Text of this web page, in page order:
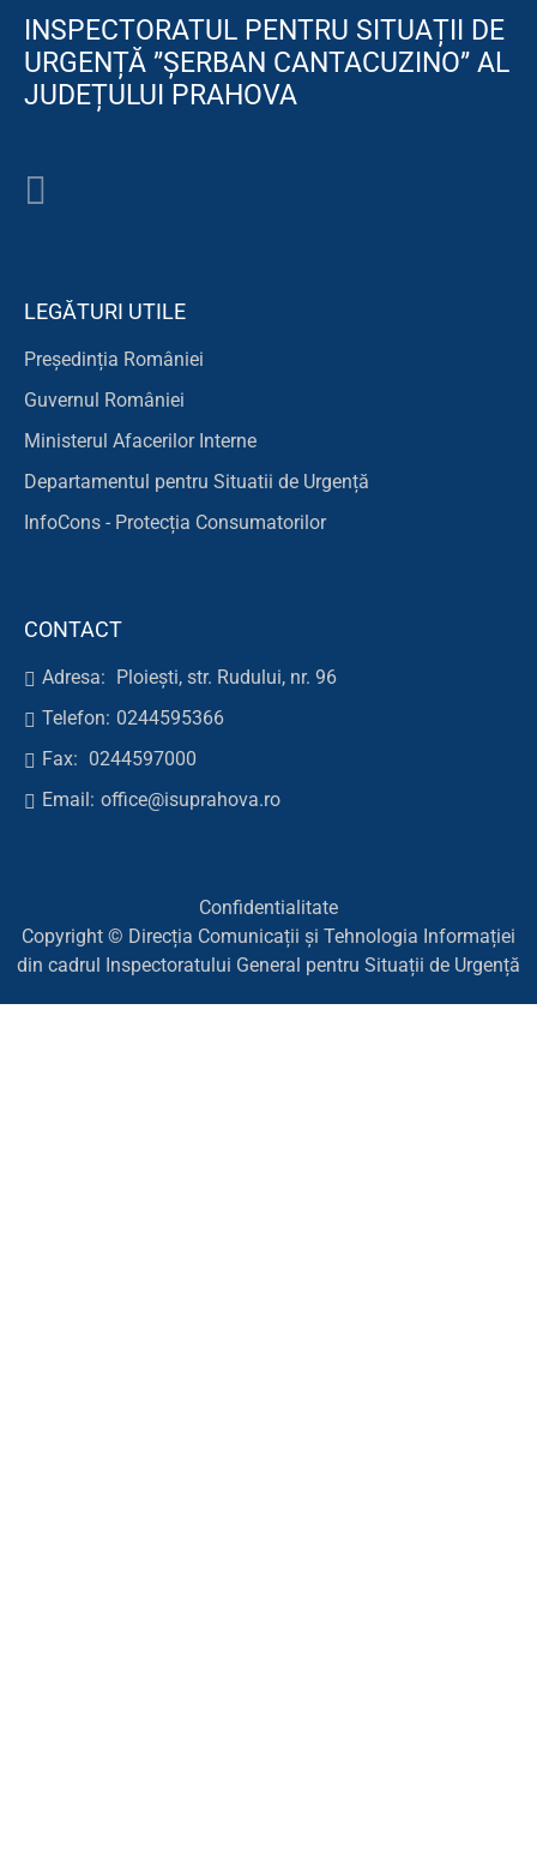
INSPECTORATUL PENTRU SITUAȚII DE
URGENȚĂ ”ȘERBAN CANTACUZINO” AL
JUDEȚULUI PRAHOVA
LEGĂTURI UTILE
Președinția României
Guvernul României
Ministerul Afacerilor Interne
Departamentul pentru Situatii de Urgență
InfoCons - Protecția Consumatorilor
CONTACT
Adresa:
Ploiești, str. Rudului, nr. 96
Telefon: 0244595366
Fax: 0244597000
Email: office@isuprahova.ro
Confidentialitate
Copyright © Direcția Comunicații și Tehnologia Informației
din cadrul Inspectoratului General pentru Situații de Urgență